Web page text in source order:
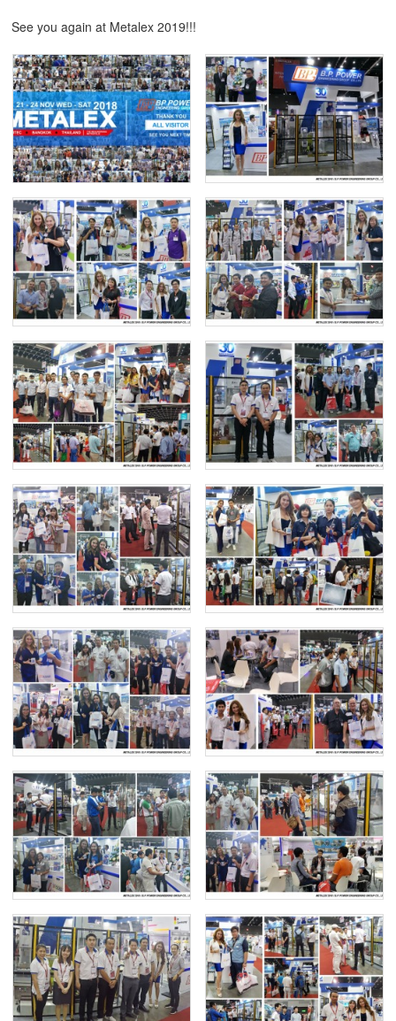
See you again at Metalex 2019!!!